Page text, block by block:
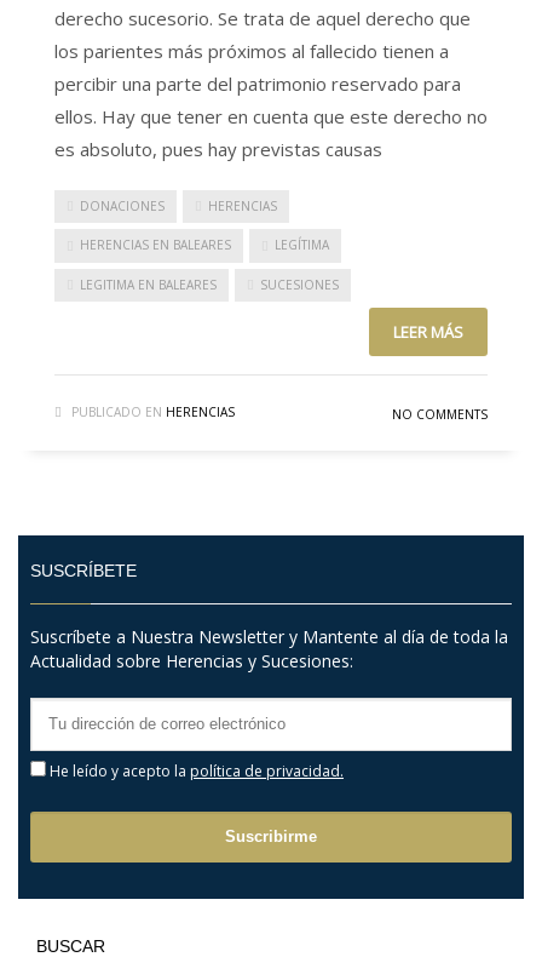
derecho sucesorio. Se trata de aquel derecho que
los parientes más próximos al fallecido tienen a
percibir una parte del patrimonio reservado para
ellos. Hay que tener en cuenta que este derecho no
es absoluto, pues hay previstas causas
DONACIONES HERENCIAS
HERENCIAS EN BALEARES LEGÍTIMA
LEGITIMA EN BALEARES SUCESIONES
LEER MÁS
PUBLICADO EN HERENCIAS NO COMMENTS
SUSCRÍBETE
Suscríbete a Nuestra Newsletter y Mantente al día de toda la
Actualidad sobre Herencias y Sucesiones:
He leído y acepto la política de privacidad.
BUSCAR